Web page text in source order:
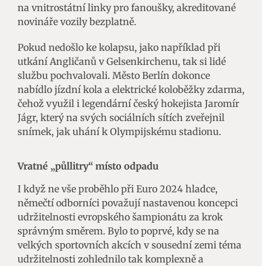
na vnitrostátní linky pro fanoušky, akreditované
novináře vozily bezplatně.
Pokud nedošlo ke kolapsu, jako například při
utkání Angličanů v Gelsenkirchenu, tak si lidé
službu pochvalovali. Město Berlín dokonce
nabídlo jízdní kola a elektrické koloběžky zdarma,
čehož využil i legendární český hokejista Jaromír
Jágr, který na svých sociálních sítích zveřejnil
snímek, jak uhání k Olympijskému stadionu.
Vratné „půllitry“ místo odpadu
I když ne vše proběhlo při Euro 2024 hladce,
němečtí odborníci považují nastavenou koncepci
udržitelnosti evropského šampionátu za krok
správným směrem. Bylo to poprvé, kdy se na
velkých sportovních akcích v sousední zemi téma
udržitelnosti zohlednilo tak komplexně a